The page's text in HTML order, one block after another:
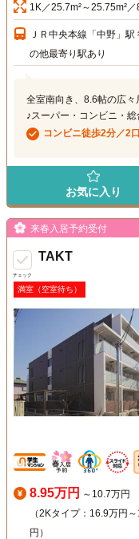
1K／25.7m²～25.75m²
ＪＲ中央本線「中野」
の他最寄り駅あり
全室南向き、8.6帖の広
♪スーパー・コンビニ・総
コンビニ徒歩2分／2
お気に入り
チェック
来春入居予約受付
TAKT
満室（空室待ち）
8.95万円 ～10.7万円
（2Kタイプ：16.9万円
円）